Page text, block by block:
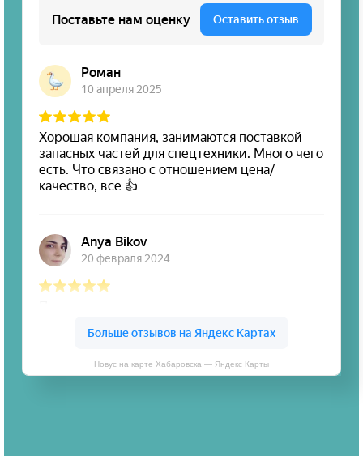
Новус на карте Хабаровска — Яндекс Карты